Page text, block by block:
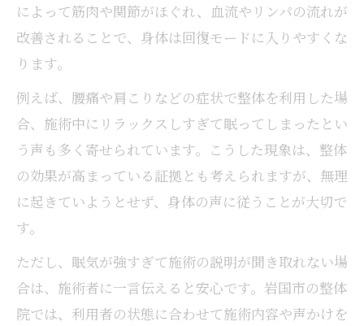
によって筋肉や関節がほぐれ、血流やリンパの流れが
改善されることで、身体は回復モードに入りやすくな
ります。
例えば、腰痛や肩こりなどの症状で整体を利用した場
合、施術中にリラックスしすぎて眠ってしまったとい
う声も多く寄せられています。こうした現象は、整体
の効果が高まっている証拠とも考えられますが、無理
に起きていようとせず、身体の声に従うことが大切で
す。
ただし、眠気が強すぎて施術の説明が聞き取れない場
合は、施術者に一言伝えると安心です。岩国市の整体
院では、利用者の状態に合わせて施術内容や声かけを